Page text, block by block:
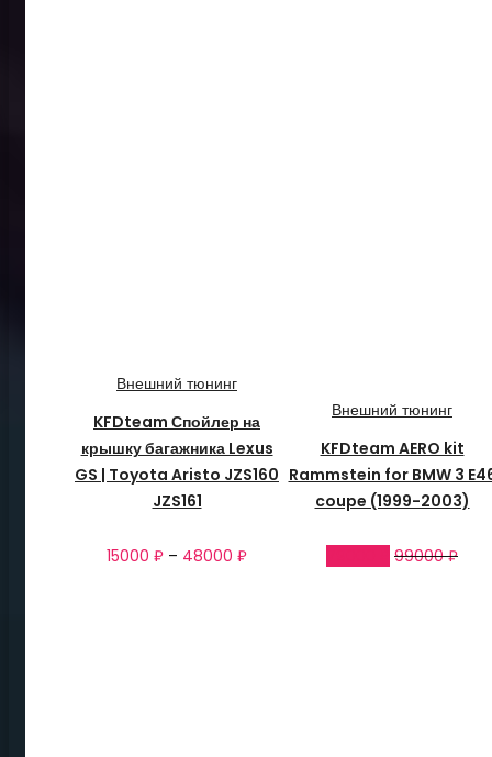
Внешний тюнинг
KFDteam Спойлер на
крышку багажника Lexus
GS | Toyota Aristo JZS160
JZS161
15000 ₽ – 48000 ₽
Внешний тюнинг
KFDteam AERO kit
Rammstein for BMW 3
coupe (1999-2003)
99000₽